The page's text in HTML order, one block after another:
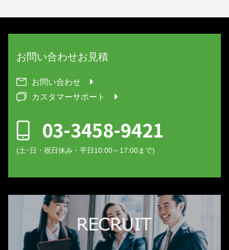
お問い合わせお見積
お問い合わせ
カスタマーサポート
03-3458-9421
(土･日・祝日休み・平日10:00～17:00まで)